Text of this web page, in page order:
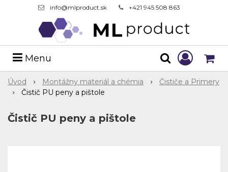
info@mlproduct.sk +421 945 508 863
Menu
Úvod Montážny materiál a chémia
Čističe a Primery
Čistič PU peny a pištole
Čistič PU peny a pištole